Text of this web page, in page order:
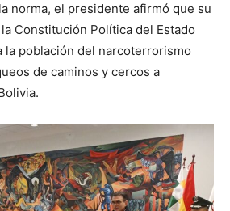
norma, el presidente afirmó que su
Constitución Política del Estado
la población del narcoterrorismo
de caminos y cercos a